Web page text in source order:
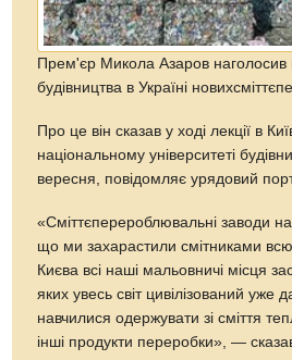
Прем'єр Микола Азаров наголосив
будівництва в Україні
Про це він сказав у ході лекції в
національному університеті
вересня, повідомляє урядовий
«Сміттєперероблювальні заводи
що ми захарастили смітниками
Києва всі наші мальовничі місця
яких увесь світ цивілізований уже
навчилися одержувати зі сміття
інші продукти переробки», —